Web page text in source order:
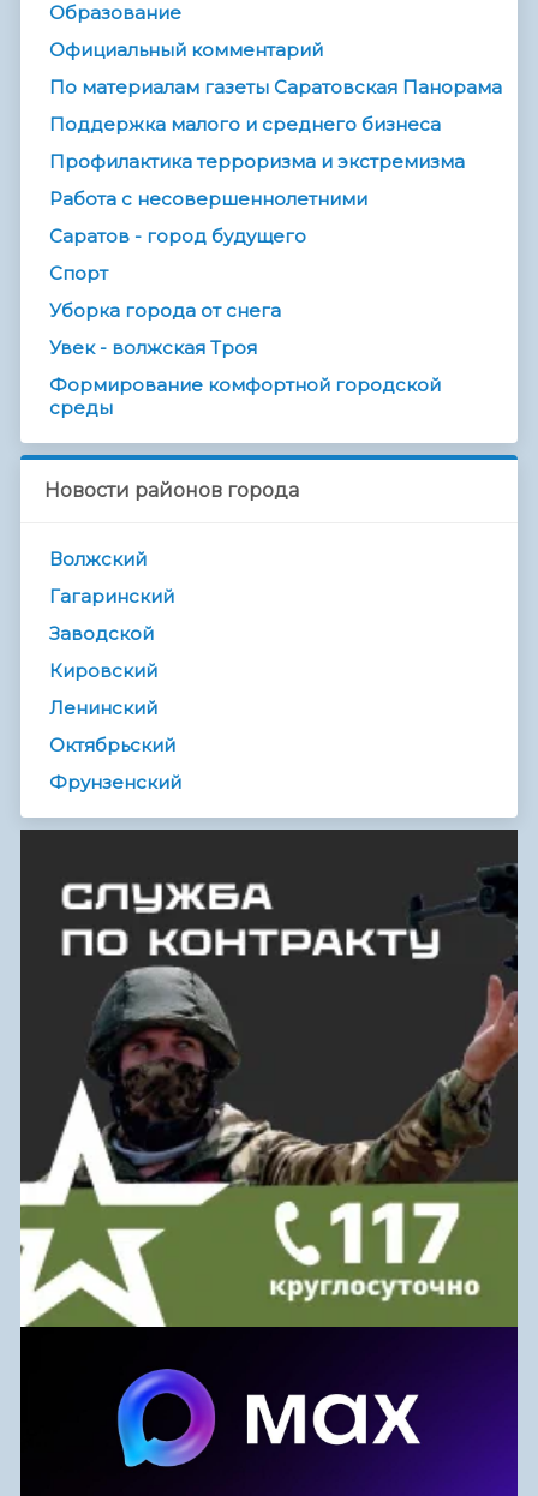
Образование
Официальный комментарий
По материалам газеты Саратовская Панорама
Поддержка малого и среднего бизнеса
Профилактика терроризма и экстремизма
Работа с несовершеннолетними
Саратов - город будущего
Спорт
Уборка города от снега
Увек - волжская Троя
Формирование комфортной городской
среды
Новости районов города
Волжский
Гагаринский
Заводской
Кировский
Ленинский
Октябрьский
Фрунзенский